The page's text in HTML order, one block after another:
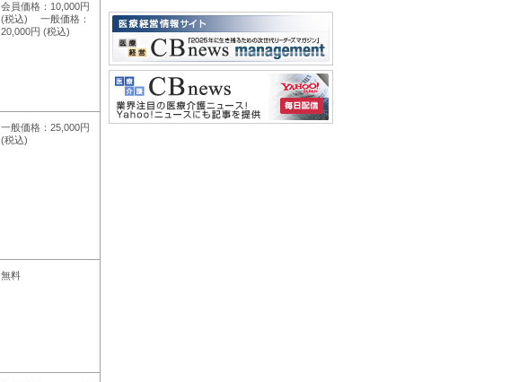
会員価格：10,000円
(税込) 一般価格：
20,000円 (税込)
一般価格：25,000円
(税込)
無料